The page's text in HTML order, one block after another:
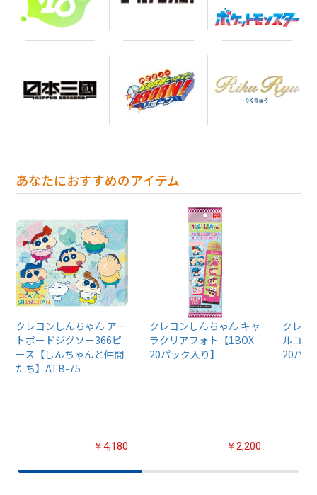
あなたにおすすめのアイテム
クレヨンしんちゃん アー
トボードジグソー366ピ
ース【しんちゃんと仲間
たち】ATB-75
￥4,180
クレヨンしんちゃん キャ
ラクリアフォト【1BOX
20パック入り】
￥2,200
クレヨ
ルコレ
20パッ